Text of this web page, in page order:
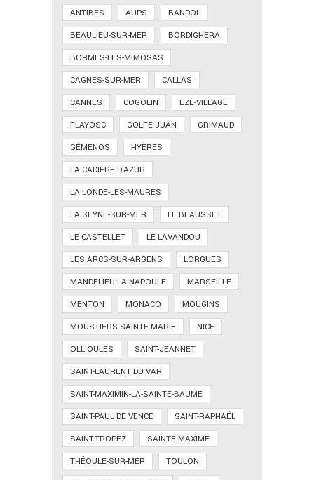
ANTIBES AUPS
BANDOL
BEAULIEU-SUR-MER
BORDIGHERA
BORMES-LES-MIMOSAS
CAGNES-SUR-MER
CALLAS
CANNES
COGOLIN
EZE-VILLAGE
FLAYOSC
GOLFE-JUAN
GRIMAUD
GÉMENOS
HYÈRES
LA CADIÈRE D'AZUR
LA LONDE-LES-MAURES
LA SEYNE-SUR-MER
LE BEAUSSET
LE CASTELLET
LE LAVANDOU
LES ARCS-SUR-ARGENS
LORGUES
MANDELIEU-LA NAPOULE
MARSEILLE
MENTON
MONACO
MOUGINS
MOUSTIERS-SAINTE-MARIE
NICE
OLLIOULES
SAINT-JEANNET
SAINT-LAURENT DU VAR
SAINT-MAXIMIN-LA-SAINTE-BAUME
SAINT-PAUL DE VENCE
SAINT-RAPHAËL
SAINT-TROPEZ
SAINTE-MAXIME
THÉOULE-SUR-MER
TOULON